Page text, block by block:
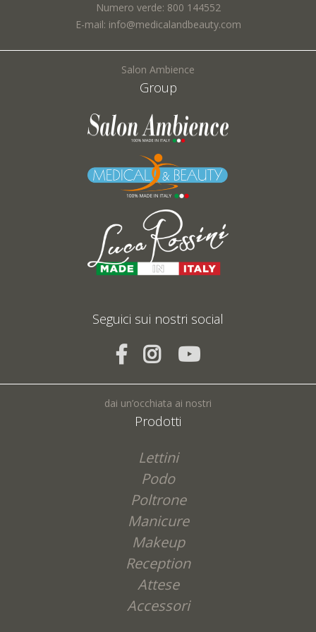
I campi contrassegnati con * sono obbligatori
Acconsento al trattamento dei dati inseriti e confermo d'avere preso visione del
Privacy Policy *
Numero verde: 800 144552
E-mail: info@medicalandbeauty.com
Salon Ambience
Group
Seguici sui nostri social
dai un’occhiata ai nostri
Prodotti
Lettini
Podo
Poltrone
Manicure
Makeup
Reception
Attese
Accessori